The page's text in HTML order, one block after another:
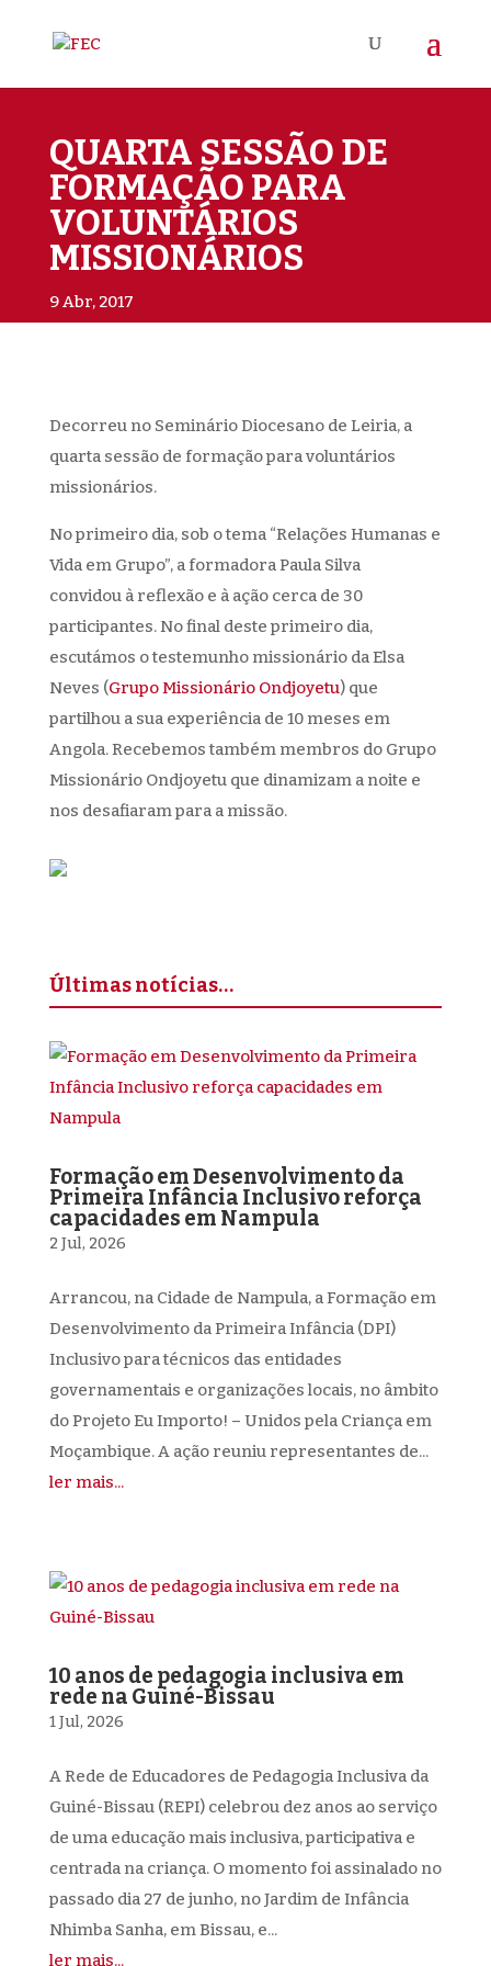
QUARTA SESSÃO DE
FORMAÇÃO PARA
VOLUNTÁRIOS
MISSIONÁRIOS
9 Abr, 2017
Decorreu no Seminário Diocesano de Leiria, a
quarta sessão de formação para voluntários
missionários.
No primeiro dia, sob o tema “Relações Humanas e
Vida em Grupo”, a formadora Paula Silva
convidou à reflexão e à ação cerca de 30
participantes. No final deste primeiro dia,
escutámos o testemunho missionário da Elsa
Neves (Grupo Missionário Ondjoyetu) que
partilhou a sua experiência de 10 meses em
Angola. Recebemos também membros do Grupo
Missionário Ondjoyetu que dinamizam a noite e
nos desafiaram para a missão.
Últimas notícias…
Formação em Desenvolvimento da
Primeira Infância Inclusivo reforça
capacidades em Nampula
2 Jul, 2026
Arrancou, na Cidade de Nampula, a Formação em
Desenvolvimento da Primeira Infância (DPI)
Inclusivo para técnicos das entidades
governamentais e organizações locais, no âmbito
do Projeto Eu Importo! – Unidos pela Criança em
Moçambique. A ação reuniu representantes de...
ler mais...
10 anos de pedagogia inclusiva em
rede na Guiné-Bissau
1 Jul, 2026
A Rede de Educadores de Pedagogia Inclusiva da
Guiné-Bissau (REPI) celebrou dez anos ao serviço
de uma educação mais inclusiva, participativa e
centrada na criança. O momento foi assinalado no
passado dia 27 de junho, no Jardim de Infância
Nhimba Sanha, em Bissau, e...
ler mais...